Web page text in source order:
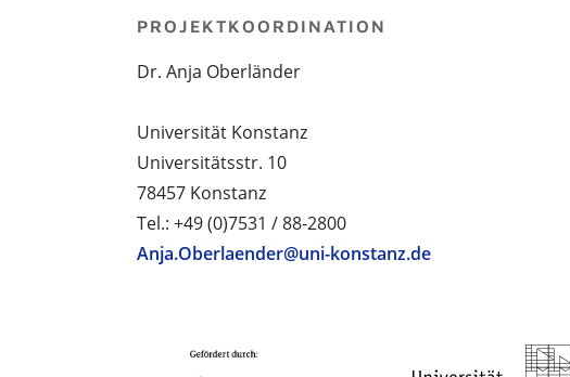
PROJEKTKOORDINATION
Dr. Anja Oberländer
Universität Konstanz
Universitätsstr. 10
78457 Konstanz
Tel.: +49 (0)7531 / 88-2800
Anja.Oberlaender@uni-konstanz.de